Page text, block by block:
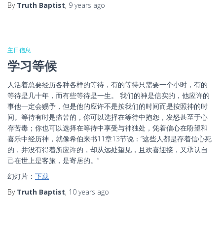
By Truth Baptist, 9 years ago
主日信息
学习等候
人活着总要经历各种各样的等待，有的等待只需要一个小时，有的
等待是几十年，而有些等待是一生。 我们的神是信实的，他应许的
事他一定会赐予，但是他的应许不是按我们的时间而是按照神的时
间。等待有时是痛苦的，你可以选择在等待中抱怨，发怒甚至于心
存苦毒；你也可以选择在等待中享受与神独处，凭着信心在盼望和
喜乐中经历神，就像希伯来书11章13节说：“这些人都是存着信心死
的，并没有得着所应许的，却从远处望见，且欢喜迎接，又承认自
己在世上是客旅，是寄居的。”
幻灯片： 下载
By Truth Baptist, 10 years ago